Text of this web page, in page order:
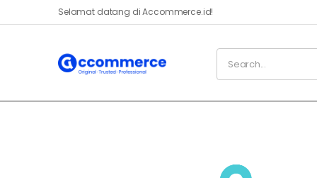
Selamat datang di Accommerce.id!